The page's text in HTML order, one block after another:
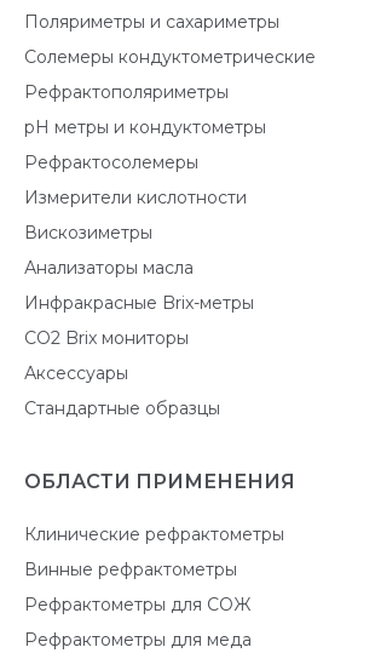
Поляриметры и сахариметры
Солемеры кондуктометрические
Рефрактополяриметры
pH метры и кондуктометры
Рефрактосолемеры
Измерители кислотности
Вискозиметры
Анализаторы масла
Инфракрасные Brix-метры
CO2 Brix мониторы
Аксессуары
Стандартные образцы
ОБЛАСТИ ПРИМЕНЕНИЯ
Клинические рефрактометры
Винные рефрактометры
Рефрактометры для СОЖ
Рефрактометры для меда